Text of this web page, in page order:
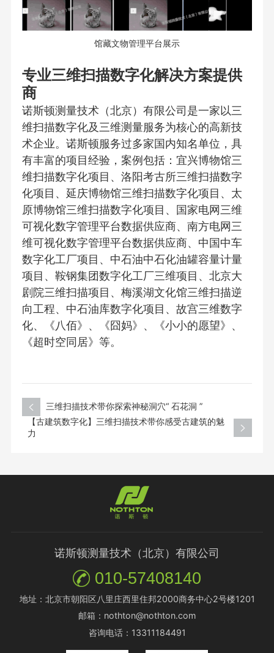
馆藏文物管理平台展示
专业三维扫描数字化解决方案提供
商
诺斯顿测量技术（北京）有限公司是一家以三
维扫描数字化及三维测量服务为核心的高新技
术企业。诺斯顿服务过多家国内知名单位，具
有丰富的项目经验，案例包括：宜兴博物馆三
维扫描数字化项目、洛阳考古所三维扫描数字
化项目、延庆博物馆三维扫描数字化项目、太
原博物馆三维扫描数字化项目、国家电网三维
可视化数字管理平台数据供应商、南方电网三
维可视化数字管理平台数据供应商、中国中车
数字化工厂项目、中石油中石化油罐容量计量
项目、鞍钢集团数字化工厂三维项目、北京大
剧院三维扫描项目、梅溪湖文化馆三维扫描逆
向工程、中石油库数字化项目、故宫三维数字
化、《八佰》、《囧妈》、《小小的愿望》、
《超时空同居》等。
三维扫描技术带你探索神秘洞穴“ 石花洞 ”
【古建筑数字化】三维扫描技术带你感受古建筑的魅
力
诺斯顿测量技术（北京）有限公司
010-57408140
地址：北京市朝阳区八里庄西里住邦2000商务中心2号楼1201
邮箱：nothton@nothton.com
咨询电话：13311184491